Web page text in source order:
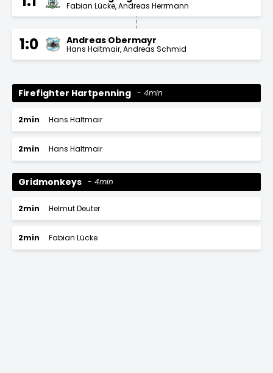
Fabian Lücke Andreas Herrmann
1:0 Andreas Obermayr
Hans Haltmair Andreas Schmid
Firefighter Hartpenning 4min
2min Hans Haltmair
2min Hans Haltmair
Gridmonkeys 4min
2min Helmut Deuter
2min Fabian Lücke